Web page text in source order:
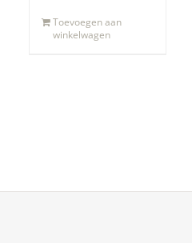
Toevoegen aan
winkelwagen